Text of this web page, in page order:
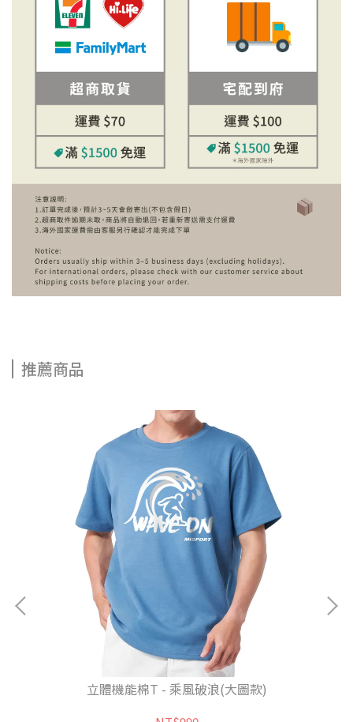
推薦商品
立體機能棉T - 乘風破浪(大圖款)